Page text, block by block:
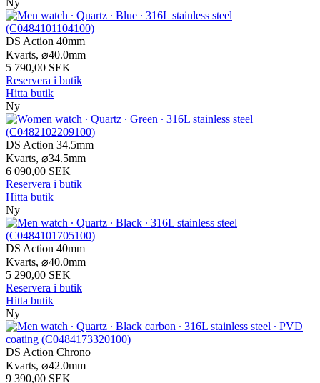
DS Action 40mm
Kvarts, ⌀40.0mm
5 790,00 SEK
Reservera i butik
Hitta butik
Ny
DS Action 34.5mm
Kvarts, ⌀34.5mm
6 090,00 SEK
Reservera i butik
Hitta butik
Ny
DS Action 40mm
Kvarts, ⌀40.0mm
5 290,00 SEK
Reservera i butik
Hitta butik
Ny
DS Action Chrono
Kvarts, ⌀42.0mm
9 390,00 SEK